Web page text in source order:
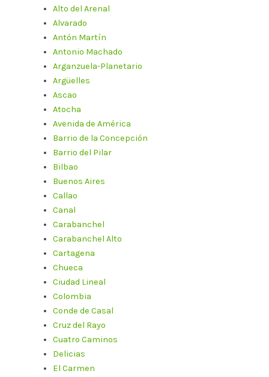
Alto del Arenal
Alvarado
Antón Martín
Antonio Machado
Arganzuela-Planetario
Argüelles
Ascao
Atocha
Avenida de América
Barrio de la Concepción
Barrio del Pilar
Bilbao
Buenos Aires
Callao
Canal
Carabanchel
Carabanchel Alto
Cartagena
Chueca
Ciudad Lineal
Colombia
Conde de Casal
Cruz del Rayo
Cuatro Caminos
Delicias
El Carmen